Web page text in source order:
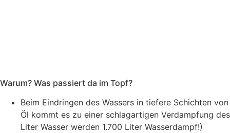
Warum? Was passiert da im Topf?
Beim Eindringen des Wassers in tiefere Schichten
Öl kommt es zu einer schlagartigen Verdampfung
Liter Wasser werden 1.700 Liter Wasserdampf!)